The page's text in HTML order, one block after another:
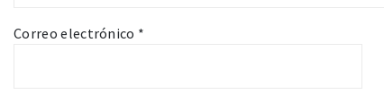
Correo electrónico *